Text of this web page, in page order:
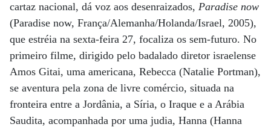
cartaz nacional, dá voz aos desenraizados, Paradise now
(Paradise now, França/Alemanha/Holanda/Israel, 2005),
que estréia na sexta-feira 27, focaliza os sem-futuro. No
primeiro filme, dirigido pelo badalado diretor israelense
Amos Gitai, uma americana, Rebecca (Natalie Portman),
se aventura pela zona de livre comércio, situada na
fronteira entre a Jordânia, a Síria, o Iraque e a Arábia
Saudita, acompanhada por uma judia, Hanna (Hanna